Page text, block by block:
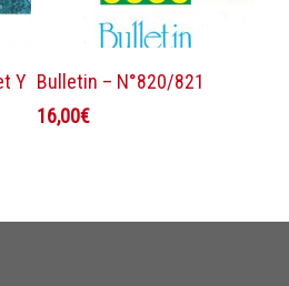
Y Bulletin – N°820/821
16,00€